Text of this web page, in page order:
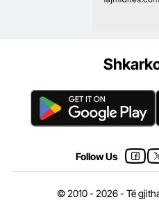
Follow Us
© 2010 - 2026 - Të